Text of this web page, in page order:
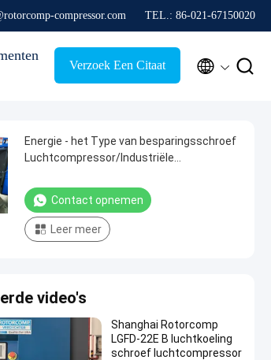
compressor.com TEL.: 86-021-67150020
Verzoek Een Citaat  
Energie - het Type van besparingsschroef
Luchtcompressor/Industriële
Contact opnemen
Leer meer
video's
Shanghai Rotorcomp
LGFD-22E B luchtkoeling
schroef luchtcompressor